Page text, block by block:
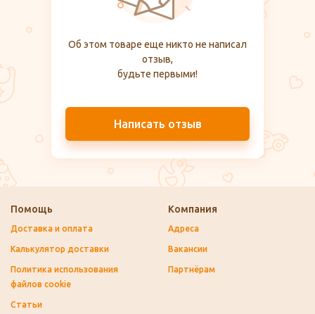
Об этом товаре еще никто не написал
отзыв,
будьте первыми!
Написать отзыв
Помощь
Доставка и оплата
Калькулятор доставки
Политика использования
файлов cookie
Статьи
Компания
Адреса
Вакансии
Партнёрам